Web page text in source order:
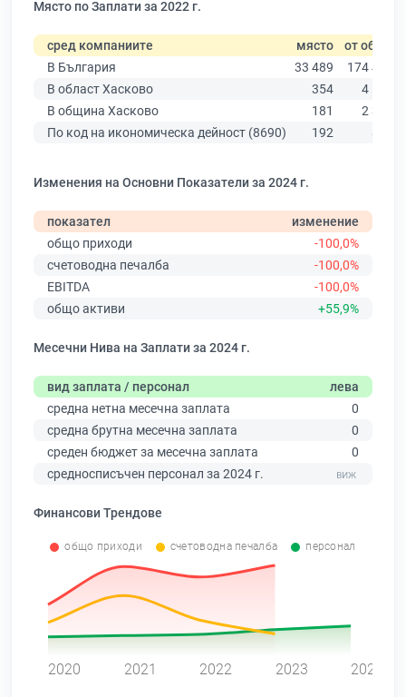
Място по Заплати за 2022 г.
сред компаниите място от общо
В България
33 489
174 403
В област Хасково
354
4 585
В община Хасково
181
2 315
По код на икономическа дейност (8690)
192 868
Изменения на Основни Показатели за 2024 г.
показател
изменение
общо приходи
-100,0%
счетоводна печалба
-100,0%
EBITDA
-100,0%
общо активи
+55,9%
Месечни Нива на Заплати за 2024 г.
вид заплата / персонал
лева
средна нетна месечна заплата
0
средна брутна месечна заплата
0
среден бюджет за месечна заплата
0
средносписъчен персонал за 2024 г.
Финансови Трендове
общо приходи счетоводна печалба персонал
2020 2021 2022 2023 2024